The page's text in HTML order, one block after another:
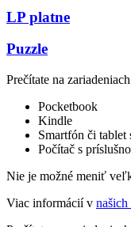
LP platne
Puzzle
Prečítate na
Pocketbook
Kindle
Smartfón či tablet
Počítač s
Nie je možné meniť
Viac informácií v našich